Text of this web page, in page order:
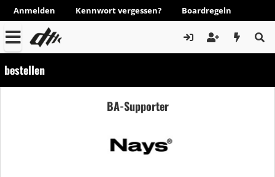
Anmelden Kennwort vergessen? Boardregeln
bestellen
BA-Supporter